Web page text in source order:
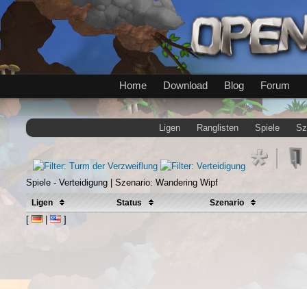
Home Download Blog Forum
Ligen Ranglisten Spiele
Spiele - Verteidigung | Szenario: Wandering Wipf
Ligen Status Szenario
[ | ]